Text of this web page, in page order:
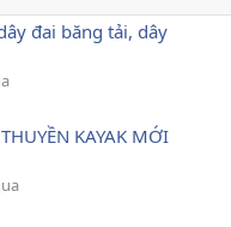
đai băng tải, dây
KAYAK MỚI